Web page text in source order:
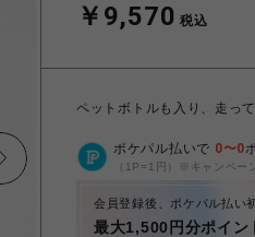
￥9,570 税込
ペットボトルも入り、走っ
ポケパル払いで 0〜0
（1P=1円）※キャンペー
会員登録後、ポケパル払い
最大1,500円分ポイン